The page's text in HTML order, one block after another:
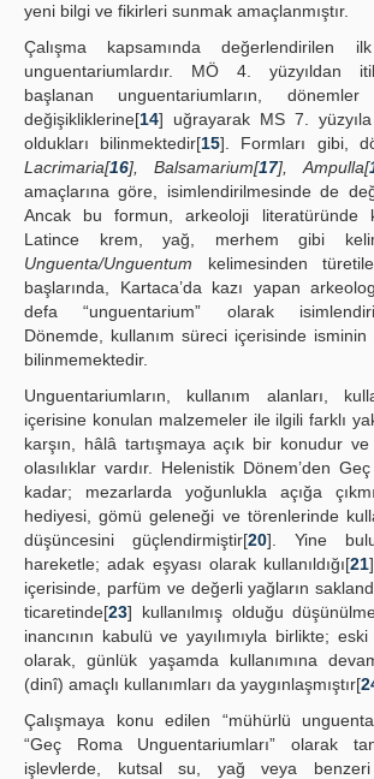
yeni bilgi ve fikirleri sunmak amaçlanmıştır.
Çalışma kapsamında değerlendirilen
unguentariumlardır. MÖ 4. yüzyıldan
başlanan unguentariumların,
değişikliklerine[14] uğrayarak MS 7. yüzyıla
oldukları bilinmektedir[15]. Formları gibi,
Lacrimaria[16], Balsamarium[17], Ampulla[
amaçlarına göre, isimlendirilmesinde de
Ancak bu formun, arkeoloji literatüründe
Latince krem, yağ, merhem gibi
Unguenta/Unguentum kelimesinden
başlarında, Kartaca’da kazı yapan
defa “unguentarium” olarak
Dönemde, kullanım süreci içerisinde
bilinmemektedir.
Unguentariumların, kullanım alanları,
içerisine konulan malzemeler ile ilgili farklı
karşın, hâlâ tartışmaya açık bir konudur
olasılıklar vardır. Helenistik Dönem’den
kadar; mezarlarda yoğunlukla açığa
hediyesi, gömü geleneği ve törenlerinde
düşüncesini güçlendirmiştir[20]. Yine
hareketle; adak eşyası olarak kullanıldığı[21
içerisinde, parfüm ve değerli yağların
ticaretinde[23] kullanılmış olduğu
inancının kabulü ve yayılımıyla birlikte;
olarak, günlük yaşamda kullanımına
(dinî) amaçlı kullanımları da yaygınlaşmıştır[
Çalışmaya konu edilen “mühürlü
“Geç Roma Unguentariumları” olarak
işlevlerde, kutsal su, yağ veya benzeri